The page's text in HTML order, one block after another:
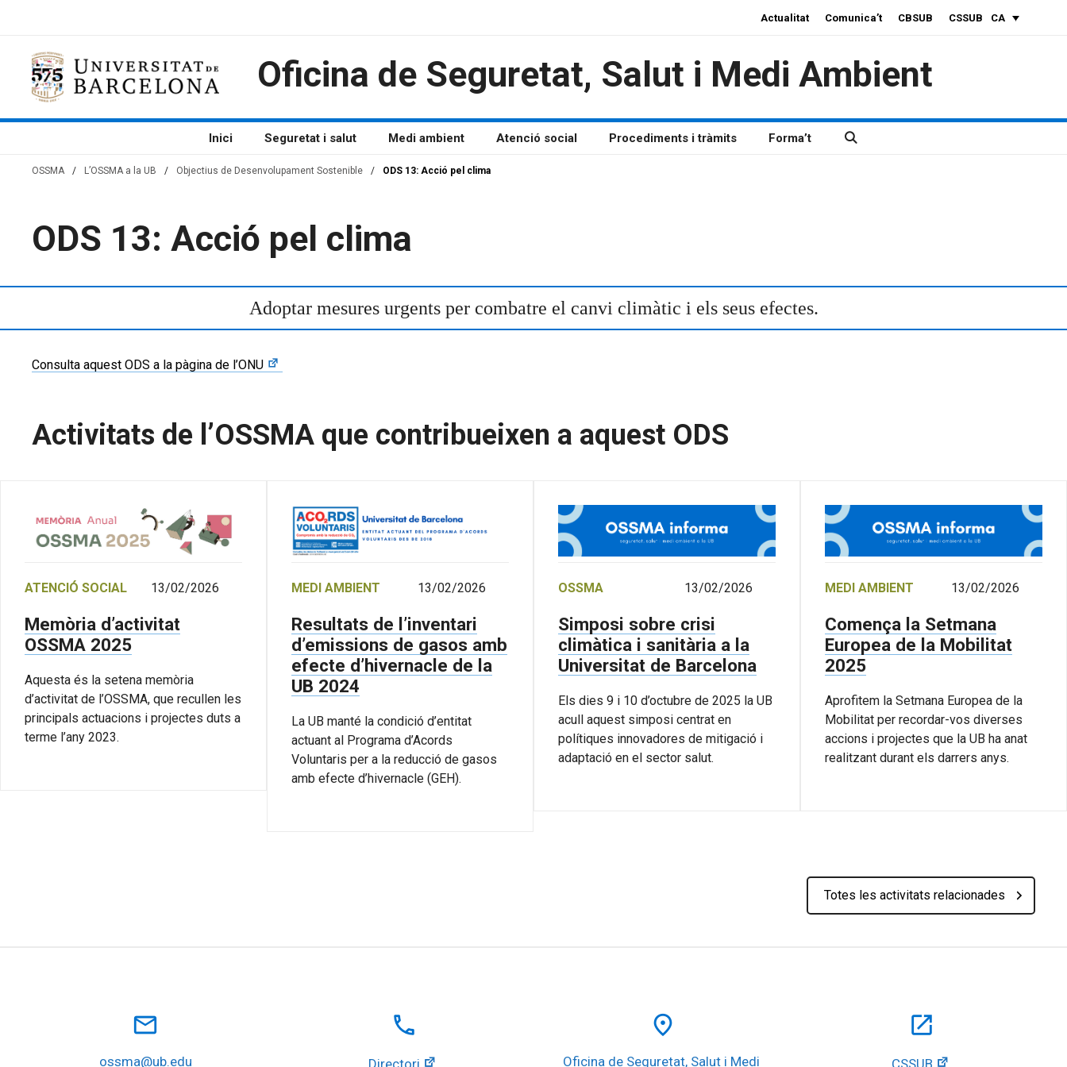
CA
Actualitat Comunica’t CBSUB CSSUB
Oficina de Seguretat, Salut i Medi Ambient
Inici Seguretat i salut Medi ambient Atenció social Procediments i tràmits Forma’t
OSSMA / L’OSSMA a la UB / Objectius de Desenvolupament Sostenible / ODS 13: Acció pel clima
ODS 13: Acció pel clima
Adoptar mesures urgents per combatre el canvi climàtic i els seus efectes.
Consulta aquest ODS a la pàgina de l’ONU
Activitats de l’OSSMA que contribueixen a aquest ODS
ATENCIÓ SOCIAL 13/02/2026
Memòria d’activitat
OSSMA 2025
Aquesta és la setena memòria
d’activitat de l’OSSMA, que recullen les
principals actuacions i projectes duts a
terme l’any 2023.
MEDI AMBIENT 13/02/2026
Resultats de l’inventari
d’emissions de gasos amb
efecte d’hivernacle de la
UB 2024
La UB manté la condició d’entitat
actuant al Programa d’Acords
Voluntaris per a la reducció de gasos
amb efecte d’hivernacle (GEH).
OSSMA 13/02/2026
Simposi sobre crisi
climàtica i sanitària a la
Universitat de Barcelona
Els dies 9 i 10 d’octubre de 2025 la UB
acull aquest simposi centrat en
polítiques innovadores de mitigació i
adaptació en el sector salut.
MEDI AMBIENT 13/02/2026
Comença la Setmana
Europea de la Mobilitat
2025
Aprofitem la Setmana Europea de la
Mobilitat per recordar-vos diverses
accions i projectes que la UB ha anat
realitzant durant els darrers anys.
Totes les activitats relacionades
mail_outline
ossma@ub.edu
local_phone place
Oficina de Seguretat, Salut i Medi
open_in_new